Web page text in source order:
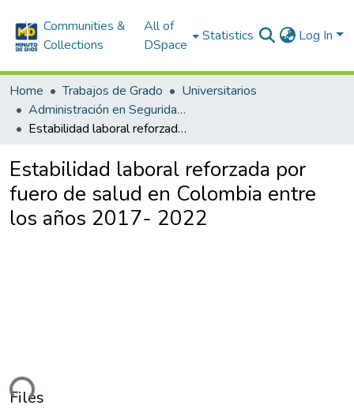
Communities &
Collections
All of
DSpace
Statistics Log In
Home Trabajos de Grado
Universitarios
Administración en Seguridad y Salud en el Trabajo
Estabilidad laboral reforzada por fuero de salud en Colombia entre los años 2017- 2022
Estabilidad laboral reforzada por
fuero de salud en Colombia entre
los años 2017- 2022
Files